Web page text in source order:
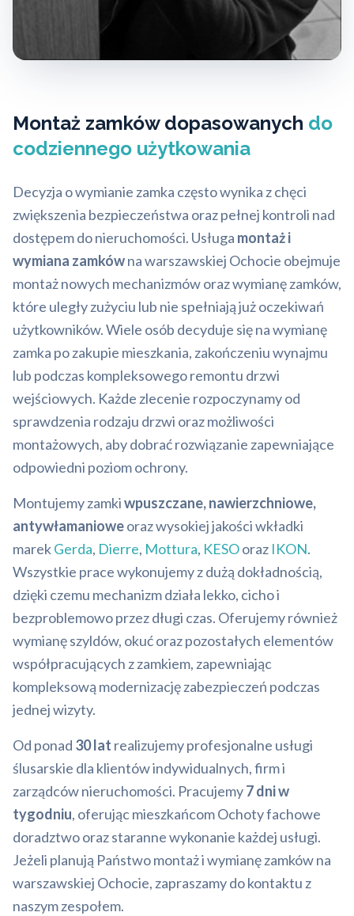
Montaż zamków dopasowanych do
codziennego użytkowania
Decyzja o wymianie zamka często wynika z chęci
zwiększenia bezpieczeństwa oraz pełnej kontroli nad
dostępem do nieruchomości. Usługa montaż i
wymiana zamkówna warszawskiej Ochocie obejmuje
montaż nowych mechanizmów oraz wymianę zamków,
które uległy zużyciu lub nie spełniają już oczekiwań
użytkowników. Wiele osób decyduje się na wymianę
zamka po zakupie mieszkania, zakończeniu wynajmu
lub podczas kompleksowego remontu drzwi
wejściowych. Każde zlecenie rozpoczynamy od
sprawdzenia rodzaju drzwi oraz możliwości
montażowych, aby dobrać rozwiązanie zapewniające
odpowiedni poziom ochrony.
Montujemy zamkiwpuszczane, nawierzchniowe,
antywłamanioweoraz wysokiej jakości wkładki
marekGerda, Dierre, Mottura, KESOoraz IKON.
Wszystkie prace wykonujemy z dużą dokładnością,
dzięki czemu mechanizm działa lekko, cicho i
bezproblemowo przez długi czas. Oferujemy również
wymianę szyldów, okuć oraz pozostałych elementów
współpracujących z zamkiem, zapewniając
kompleksową modernizację zabezpieczeń podczas
jednej wizyty.
Od ponad 30 lat realizujemy profesjonalne usługi
ślusarskie dla klientów indywidualnych, firm i
zarządców nieruchomości. Pracujemy7 dni w
tygodniu, oferując mieszkańcom Ochoty fachowe
doradztwo oraz staranne wykonanie każdej usługi.
Jeżeli planują Państwo montaż i wymianę zamków na
warszawskiej Ochocie, zapraszamy do kontaktu z
naszym zespołem.